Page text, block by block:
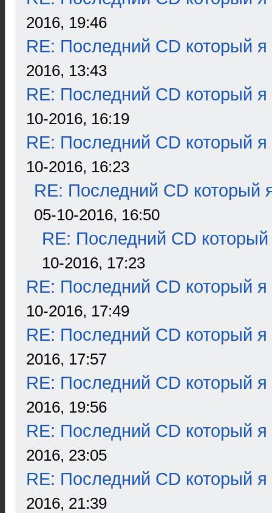
2016, 19:46
RE: Последний CD который я
2016, 13:43
RE: Последний CD который я
10-2016, 16:19
RE: Последний CD который я
10-2016, 16:23
RE: Последний CD который
05-10-2016, 16:50
RE: Последний CD который
10-2016, 17:23
RE: Последний CD который я
10-2016, 17:49
RE: Последний CD который я
2016, 17:57
RE: Последний CD который я
2016, 19:56
RE: Последний CD который я
2016, 23:05
RE: Последний CD который я
2016, 21:39